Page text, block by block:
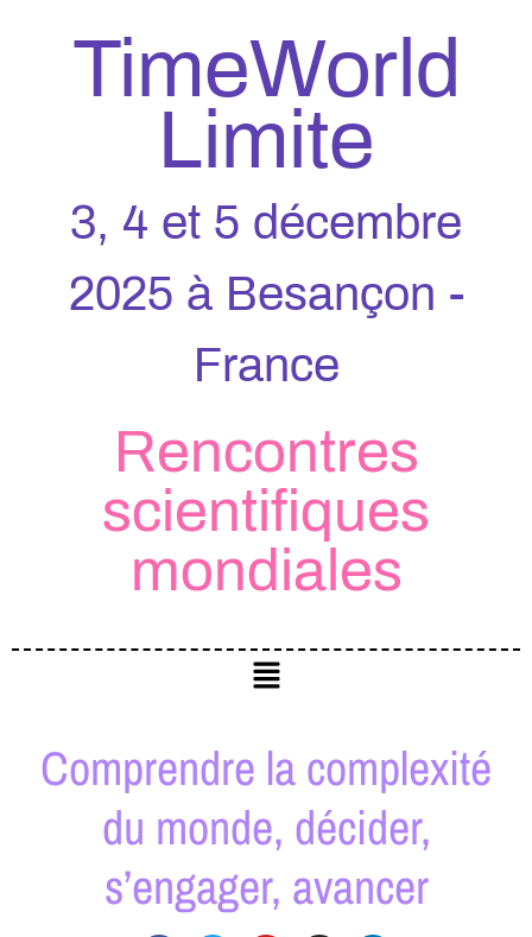
TimeWorld
Limite
3, 4 et 5 décembre
2025 à Besançon -
France
Rencontres
scientifiques
mondiales​
Comprendre la complexité
du monde, décider,
s’engager, avancer